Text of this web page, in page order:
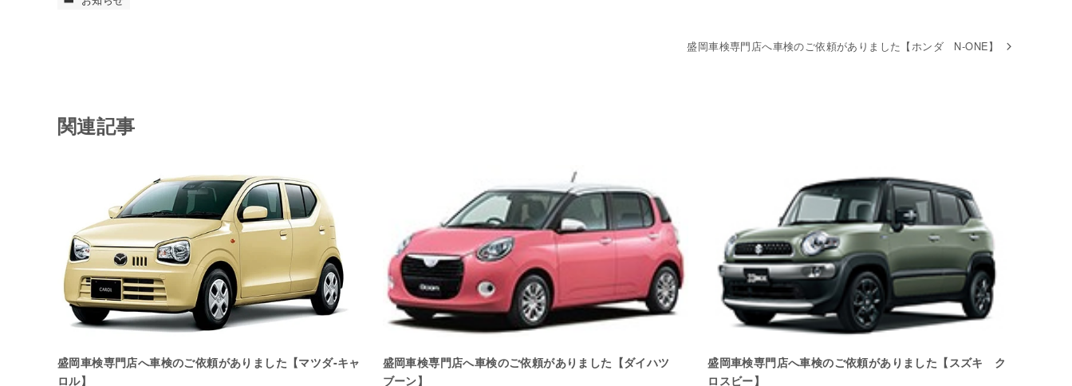
盛岡車検専門店へ車検のご依頼がありました【ホンダ N-ONE】
関連記事
盛岡車検専門店へ車検のご依頼がありました【マツダ-キャ
ロル】
盛岡車検専門店へ車検のご依頼がありました【ダイハツ
ブーン】
盛岡車検専門店へ車検のご依頼がありました【スズキ ク
ロスビー】